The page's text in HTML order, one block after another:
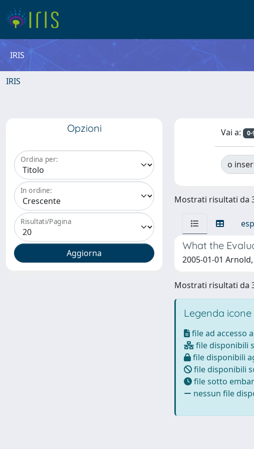
IRIS
IRIS
Opzioni
Ordina per:
In ordine:
Risultati/Pagina
Vai a: 0-
o
Mostrati risultati da
What the
2005-01-01
Mostrati risultati da
Legenda icone
file ad accesso
file disponibili
file disponibili
file disponibili
file sotto
nessun file